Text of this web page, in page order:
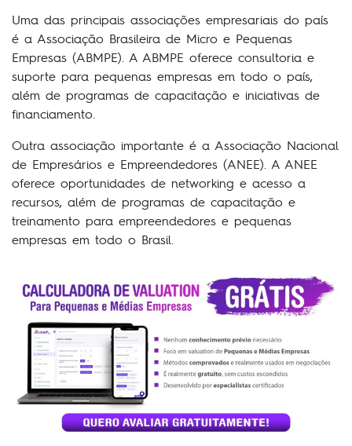
Uma das principais associações empresariais do país
é a Associação Brasileira de Micro e Pequenas
Empresas (ABMPE). A ABMPE oferece consultoria e
suporte para pequenas empresas em todo o país,
além de programas de capacitação e iniciativas de
financiamento.
Outra associação importante é a Associação Nacional
de Empresários e Empreendedores (ANEE). A ANEE
oferece oportunidades de networking e acesso a
recursos, além de programas de capacitação e
treinamento para empreendedores e pequenas
empresas em todo o Brasil.